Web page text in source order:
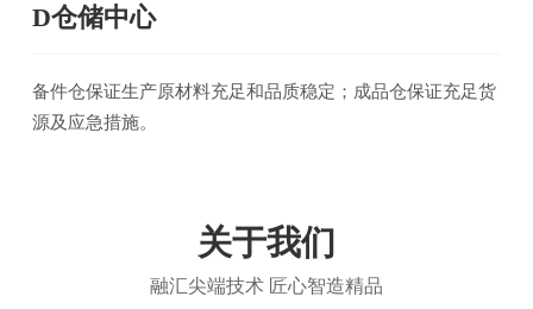
D仓储中心
备件仓保证生产原材料充足和品质稳定；成品仓保证充足货
源及应急措施。
关于我们